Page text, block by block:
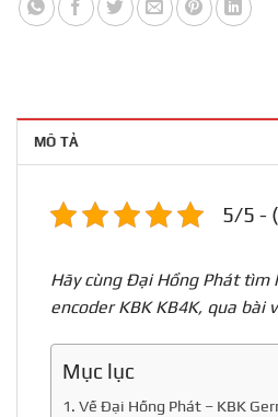
MÔ TẢ
5/5 -
Hãy cùng Đại Hồng Phát tìm
encoder KBK KB4K, qua bài
Mục lục
1. Về Đại Hồng Phát – KBK